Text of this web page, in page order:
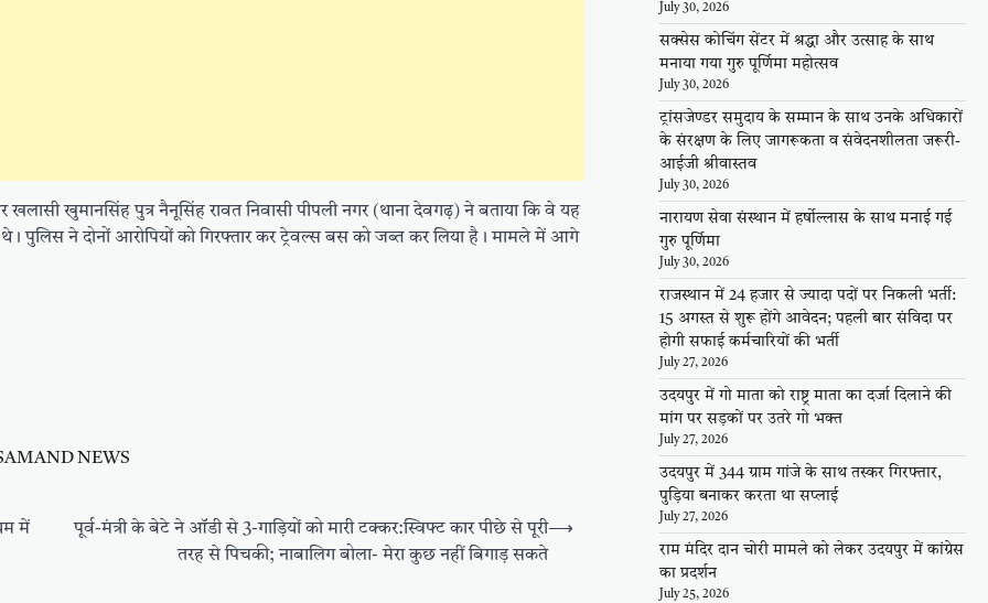
खुमानसिंह पुत्र नैनूसिंह रावत निवासी पीपली नगर (थाना देवगढ़) ने बताया कि वे यह
पुलिस ने दोनों आरोपियों को गिरफ्तार कर ट्रेवल्स बस को जब्त कर लिया है। मामले में आगे
NEWS
में
पूर्व-मंत्री के बेटे ने ऑडी से 3-गाड़ियों को मारी टक्कर:स्विफ्ट कार पीछे से पूरी
तरह से पिचकी; नाबालिग बोला- मेरा कुछ नहीं बिगाड़ सकते
⟶
July 30, 2026
सक्सेस कोचिंग सेंटर में श्रद्धा और उत्साह के साथ
मनाया गया गुरु पूर्णिमा महोत्सव
July 30, 2026
ट्रांसजेण्डर समुदाय के सम्मान के साथ उनके अधिकारों
के संरक्षण के लिए जागरूकता व संवेदनशीलता जरूरी-
आईजी श्रीवास्तव
July 30, 2026
नारायण सेवा संस्थान में हर्षोल्लास के साथ मनाई गई
गुरु पूर्णिमा
July 30, 2026
राजस्थान में 24 हजार से ज्यादा पदों पर निकली भर्ती:
15 अगस्त से शुरू होंगे आवेदन; पहली बार संविदा पर
होगी सफाई कर्मचारियों की भर्ती
July 27, 2026
उदयपुर में गो माता को राष्ट्र माता का दर्जा दिलाने की
मांग पर सड़कों पर उतरे गो भक्त
July 27, 2026
उदयपुर में 344 ग्राम गांजे के साथ तस्कर गिरफ्तार,
पुड़िया बनाकर करता था सप्लाई
July 27, 2026
राम मंदिर दान चोरी मामले को लेकर उदयपुर में कांग्रेस
का प्रदर्शन
July 25, 2026